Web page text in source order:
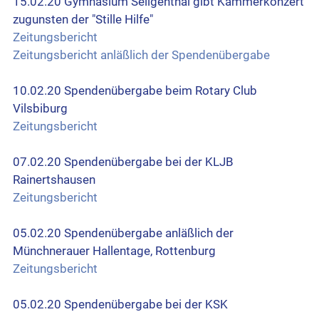
zugunsten der "Stille Hilfe"
Zeitungsbericht
Zeitungsbericht anläßlich der Spendenübergabe
10.02.20 Spendenübergabe beim Rotary Club
Vilsbiburg
Zeitungsbericht
07.02.20 Spendenübergabe bei der KLJB
Rainertshausen
Zeitungsbericht
05.02.20 Spendenübergabe anläßlich der
Münchnerauer Hallentage, Rottenburg
Zeitungsbericht
05.02.20 Spendenübergabe bei der KSK